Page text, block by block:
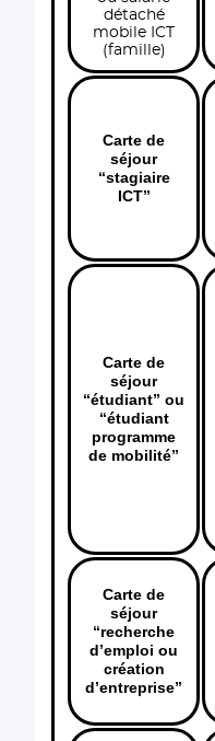
détaché
mobile ICT
(famille)
Carte de
séjour
“stagiaire
ICT”
Carte de
séjour
“étudiant” ou
“étudiant
programme
de mobilité”
Carte de
séjour
“recherche
d’emploi ou
création
d’entreprise”